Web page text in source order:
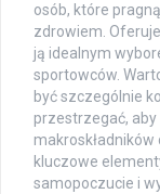
osób, które
zdrowiem.
ją idealnym
sportowców.
być szczególnie
przestrzegać,
kluczowe
samopoczucie i